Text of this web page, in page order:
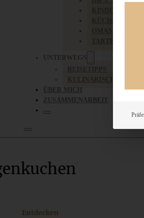
UNTERWEGS
REISETIPPS
KULINARISCH
ÜBER MICH
ZUSAMMENARBEIT
Entdecken